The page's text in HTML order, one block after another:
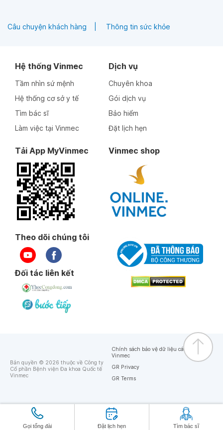
Câu chuyện khách hàng Thông tin sức khỏe
Gọi tổng đài Đặt lịch hẹn Tìm bác sĩ
Hệ thống Vinmec
Tầm nhìn sứ mệnh
Hệ thống cơ sở y tế
Tìm bác sĩ
Làm việc tại Vinmec
Dịch vụ
Chuyên khoa
Gói dịch vụ
Bảo hiểm
Đặt lịch hẹn
Tải App MyVinmec Vinmec shop
Theo dõi chúng tôi
Đối tác liên kết
Bản quyền © 2026 thuộc về Công ty
Cổ phần Bệnh viện Đa khoa Quốc tế
Vinmec
Chính sách bảo vệ dữ liệu cá nhân của
Vinmec
GR Privacy
GR Terms